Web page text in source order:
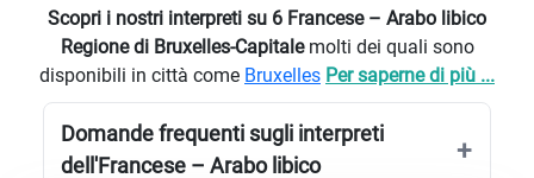
Scopri i nostri interpreti su 6 Francese – Arabo libico
Regione di Bruxelles-Capitale molti dei quali sono
disponibili in città come Bruxelles Per saperne di più ...
Domande frequenti sugli interpreti
dell'Francese – Arabo libico